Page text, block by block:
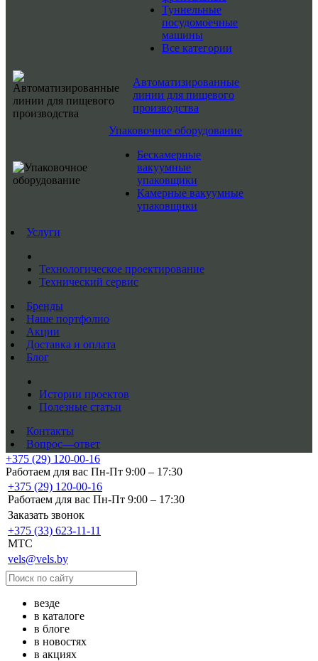
Туннельные
посудомоечные
машины
Все категории
Автоматизированные
линии для пищевого
производства
Упаковочное оборудование
Бескамерные
вакуумные
упаковщики
Камерные вакуумные
упаковщики
Услуги
Технологическое проектирование
Технический сервис
Бренды
Наше портфолио
Акции
Доставка и оплата
Блог
Истории проектов
Полезные статьи
Контакты
Вопрос—ответ
+375 (29) 120-00-16
Работаем для вас Пн-Пт 9:00 – 17:30
+375 (29) 120-00-16
Работаем для вас Пн-Пт 9:00 – 17:30
Заказать звонок
+375 (33) 623-11-11
MTC
vels@vels.by
везде
в каталоге
в блоге
в новостях
в акциях